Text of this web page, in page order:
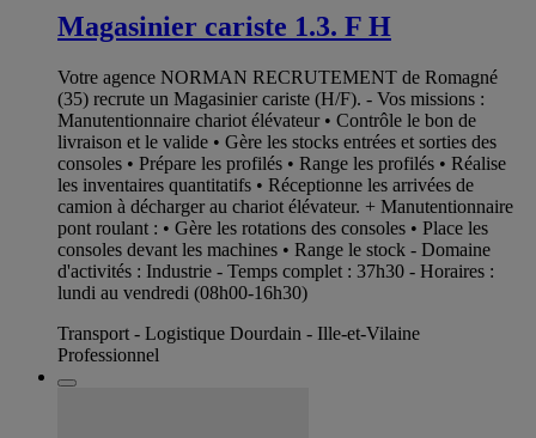
Magasinier cariste 1.3. F H
Votre agence NORMAN RECRUTEMENT de Romagné
(35) recrute un Magasinier cariste (H/F). - Vos missions :
Manutentionnaire chariot élévateur • Contrôle le bon de
livraison et le valide • Gère les stocks entrées et sorties des
consoles • Prépare les profilés • Range les profilés • Réalise
les inventaires quantitatifs • Réceptionne les arrivées de
camion à décharger au chariot élévateur. + Manutentionnaire
pont roulant : • Gère les rotations des consoles • Place les
consoles devant les machines • Range le stock - Domaine
d'activités : Industrie - Temps complet : 37h30 - Horaires :
lundi au vendredi (08h00-16h30)
Transport - Logistique Dourdain - Ille-et-Vilaine
Professionnel